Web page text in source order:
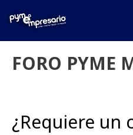
FORO PYME
¿Requiere un